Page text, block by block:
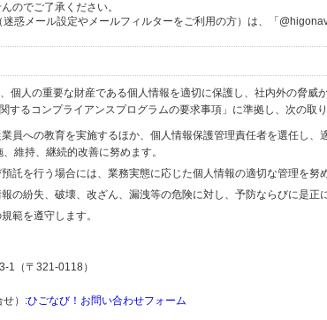
のでご了承ください。
惑メール設定やメールフィルターをご利用の方）は、「
個人の重要な財産である個人情報を適切に保護し、社内外の脅威
するコンプライアンスプログラムの要求事項」に準拠し、次の取り
員への教育を実施するほか、個人情報保護管理責任者を選任し、
維持、継続的改善に努めます。
託を行う場合には、業務実態に応じた個人情報の適切な管理を努
の紛失、破壊、改ざん、漏洩等の危険に対し、予防ならびに是正
範を遵守します。
1（〒321-0118）
せ）:ひごなび！お問い合わせフォーム